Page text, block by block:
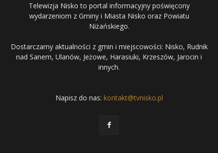
Telewizja Nisko to portal informacyjny poświęcony
wydarzeniom z Gminy i Miasta Nisko oraz Powiatu
Niżańskiego.
Dostarczamy aktualności z gmin i miejscowości: Nisko, Rudnik
nad Sanem, Ulanów, Jeżowe, Harasiuki, Krzeszów, Jarocin i
innych.
Napisz do nas: kontakt@tvnisko.pl